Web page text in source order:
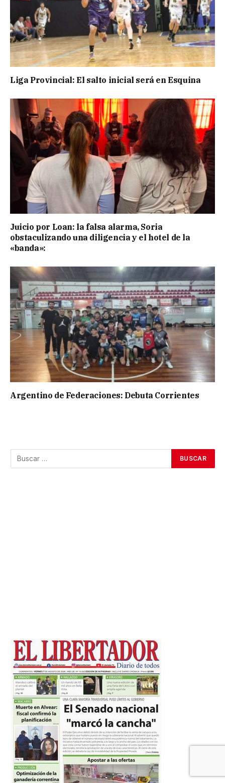
Liga Provincial: El salto inicial será en Esquina
Juicio por Loan: la falsa alarma, Soria
obstaculizando una diligencia y el hotel de la
«banda»:
Argentino de Federaciones: Debuta Corrientes